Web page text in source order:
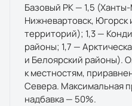
Базовый РК — 1,5
Нижневартовск, Югорск
территорий); 1,3 —
районы; 1,7 —
и Белоярский районы).
к местностям,
Севера. Максимальная
надбавка — 50%.